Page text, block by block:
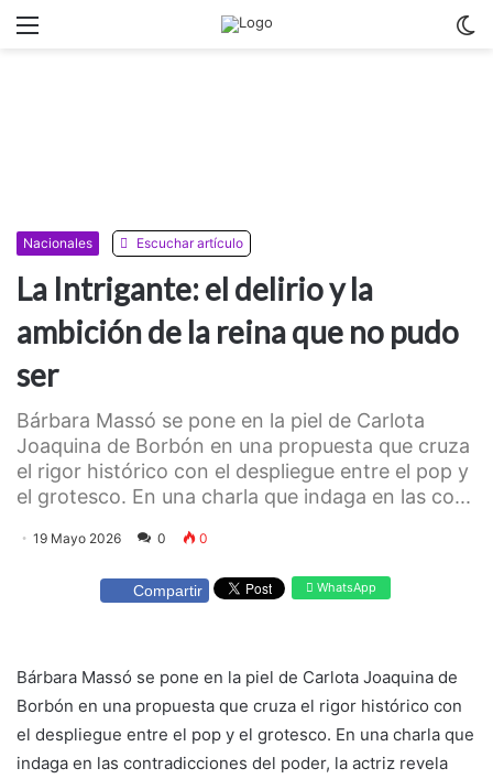
Nacionales Escuchar artículo
La Intrigante: el delirio y la
ambición de la reina que no pudo
ser
Bárbara Massó se pone en la piel de Carlota
Joaquina de Borbón en una propuesta que cruza
el rigor histórico con el despliegue entre el pop y
el grotesco. En una charla que indaga en las co...
19 Mayo 2026 0 0
Compartir WhatsApp
Bárbara Massó se pone en la piel de Carlota Joaquina de
Borbón en una propuesta que cruza el rigor histórico con
el despliegue entre el pop y el grotesco. En una charla que
indaga en las contradicciones del poder, la actriz revela